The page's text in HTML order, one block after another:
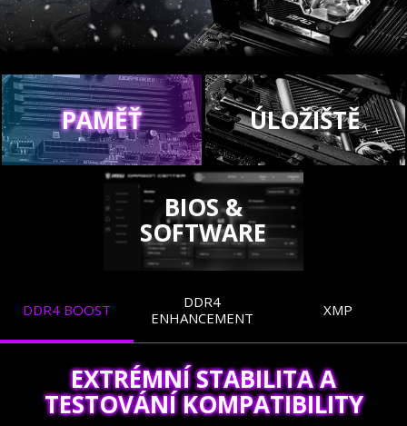
PAMĚŤ ÚLOŽIŠTĚ
BIOS &
SOFTWARE
DDR4 BOOST
DDR4
ENHANCEMENT
XMP
EXTRÉMNÍ STABILITA A
TESTOVÁNÍ KOMPATIBILITY